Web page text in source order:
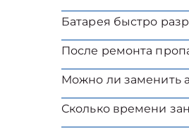
Батарея быстро
После ремонта
Можно ли заменить
Сколько времени